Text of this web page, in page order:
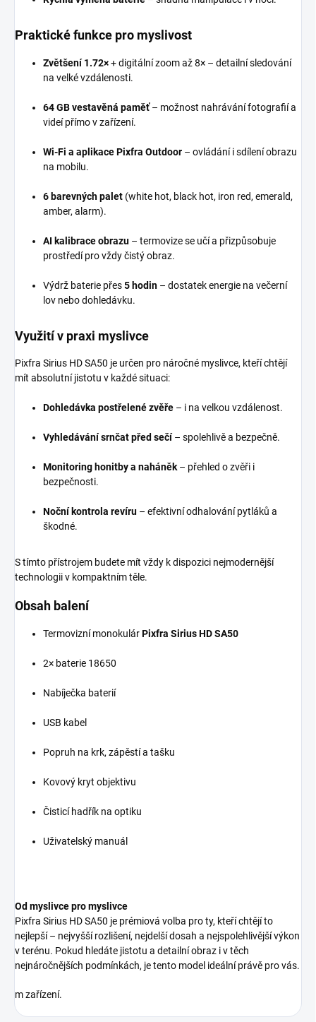
Praktické funkce pro myslivost
Zvětšení 1.72×+ digitální zoom až 8× – detailní sledování
na velké vzdálenosti.
64 GB vestavěná paměť– možnost nahrávání fotografií a
videí přímo v zařízení.
Wi-Fi a aplikace Pixfra Outdoor – ovládání i sdílení obrazu
na mobilu.
6 barevných palet (white hot, black hot, iron red, emerald,
amber, alarm).
AI kalibrace obrazu – termovize se učí a přizpůsobuje
prostředí pro vždy čistý obraz.
Výdrž baterie přes5 hodin – dostatek energie na večerní
lov nebo dohledávku.
Využití v praxi myslivce
Pixfra Sirius HD SA50 je určen pro náročné myslivce, kteří chtějí
mít absolutní jistotu v každé situaci:
Dohledávka postřelené zvěře – i na velkou vzdálenost.
Vyhledávání srnčat před sečí– spolehlivě a bezpečně.
Monitoring honitby a naháněk – přehled o zvěři i
bezpečnosti.
Noční kontrola revíru – efektivní odhalování pytláků a
škodné.
S tímto přístrojem budete mít vždy k dispozici nejmodernější
technologii v kompaktním těle.
Obsah balení
Termovizní monokulárPixfra Sirius HD SA50
2× baterie 18650
Nabíječka baterií
USB kabel
Popruh na krk, zápěstí a tašku
Kovový kryt objektivu
Čisticí hadřík na optiku
Uživatelský manuál
Od myslivce pro myslivce
Pixfra Sirius HD SA50 je prémiová volba pro ty, kteří chtějí to
nejlepší – nejvyšší rozlišení, nejdelší dosah a nejspolehlivější výkon
v terénu. Pokud hledáte jistotu a detailní obraz i v těch
nejnáročnějších podmínkách, je tento model ideální právě pro vás.
m zařízení.